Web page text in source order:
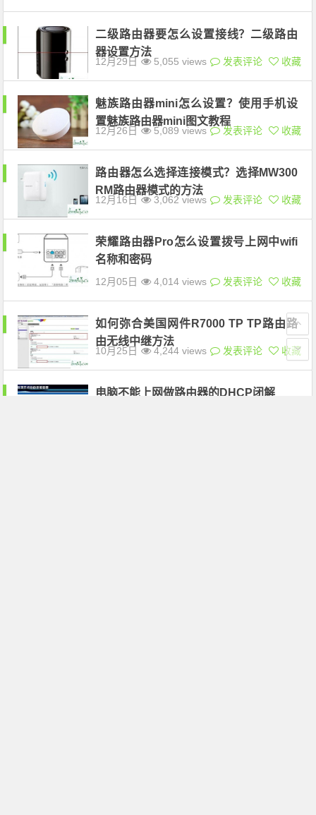
二级路由器要怎么设置接线？二级路由
器设置方法
12月29日 5,055 views 发表评论 收藏
魅族路由器mini怎么设置？使用手机设
置魅族路由器mini图文教程
12月26日 5,089 views 发表评论 收藏
路由器怎么选择连接模式？选择MW300
RM路由器模式的方法
12月16日 3,062 views 发表评论 收藏
荣耀路由器Pro怎么设置拨号上网中wifi
名称和密码
12月05日 4,014 views 发表评论 收藏
如何弥合美国网件R7000 TP TP路由路
由无线中继方法
10月25日 4,244 views 发表评论 收藏
电脑不能上网做路由器的DHCP闭解